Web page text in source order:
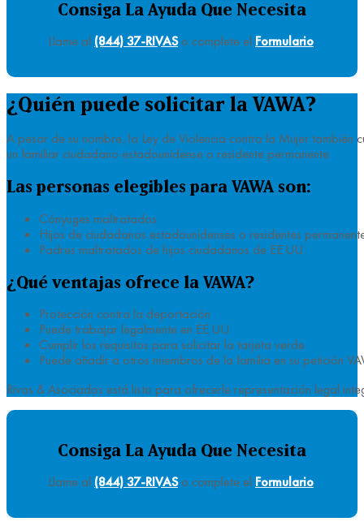
Consiga La Ayuda Que Necesita
Llame al (844) 37-RIVASo complete el Formulario.
¿Quién puede solicitar la VAWA?
A pesar de su nombre, la Ley de Violencia contra la Mujer
un familiar ciudadano estadounidense o residente permanente.
Las personas elegibles para VAWA son:
Cónyuges maltratados
Hijos de ciudadanos estadounidenses o residentes
Padres maltratados de hijos ciudadanos de EE.UU.
¿Qué ventajas ofrece la VAWA?
Protección contra la deportación
Puede trabajar legalmente en EE.UU.
Cumplir los requisitos para solicitar la tarjeta verde
Puede añadir a otros miembros de la familia en su petición
Rivas & Asociados está listo para ofrecerle representación legal
Consiga La Ayuda Que Necesita
Llame al (844) 37-RIVASo complete el Formulario.